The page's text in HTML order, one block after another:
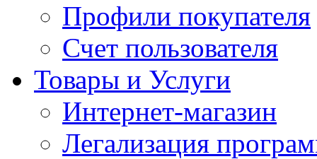
Профили покупателя
Счет пользователя
Товары и Услуги
Интернет-магазин
Легализация